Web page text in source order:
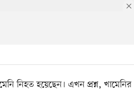
নিহত হয়েছেন। এখন প্রশ্ন, খামেনির